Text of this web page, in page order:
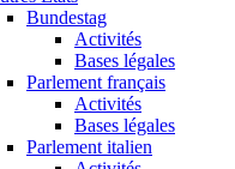
Bundestag
Activités
Bases légales
Parlement français
Activités
Bases légales
Parlement italien